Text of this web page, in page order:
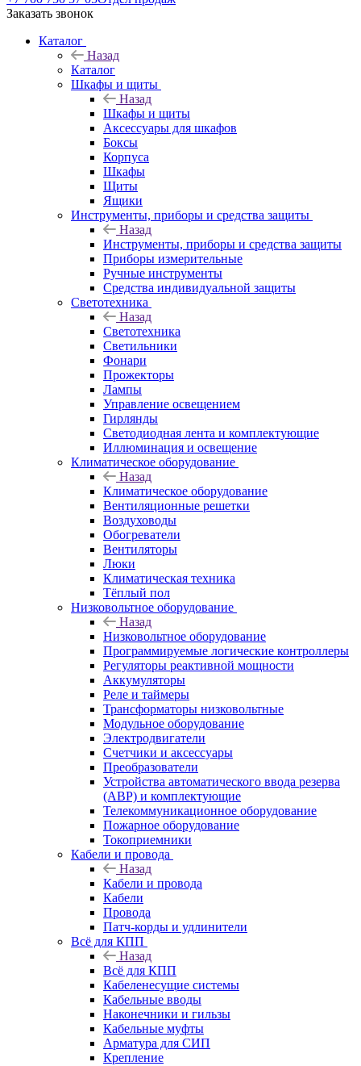
Заказать звонок
Каталог
Назад
Каталог
Шкафы и щиты
Назад
Шкафы и щиты
Аксессуары для шкафов
Боксы
Корпуса
Шкафы
Щиты
Ящики
Инструменты, приборы и средства защиты
Назад
Инструменты, приборы и средства защиты
Приборы измерительные
Ручные инструменты
Средства индивидуальной защиты
Светотехника
Назад
Светотехника
Светильники
Фонари
Прожекторы
Лампы
Управление освещением
Гирлянды
Светодиодная лента и комплектующие
Иллюминация и освещение
Климатическое оборудование
Назад
Климатическое оборудование
Вентиляционные решетки
Воздуховоды
Обогреватели
Вентиляторы
Люки
Климатическая техника
Тёплый пол
Низковольтное оборудование
Назад
Низковольтное оборудование
Программируемые логические контроллеры
Регуляторы реактивной мощности
Аккумуляторы
Реле и таймеры
Трансформаторы низковольтные
Модульное оборудование
Электродвигатели
Счетчики и аксессуары
Преобразователи
Устройства автоматического ввода резерва
(АВР) и комплектующие
Телекоммуникационное оборудование
Пожарное оборудование
Токоприемники
Кабели и провода
Назад
Кабели и провода
Кабели
Провода
Патч-корды и удлинители
Всё для КПП
Назад
Всё для КПП
Кабеленесущие системы
Кабельные вводы
Наконечники и гильзы
Кабельные муфты
Арматура для СИП
Крепление